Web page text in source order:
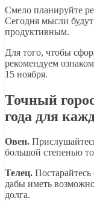
Смело планируйте
Сегодня мысли
продуктивным.
Для того, чтобы
рекомендуем
15 ноября.
Точный
года для
Овен.
большой степенью
Телец.
дабы иметь
долга.